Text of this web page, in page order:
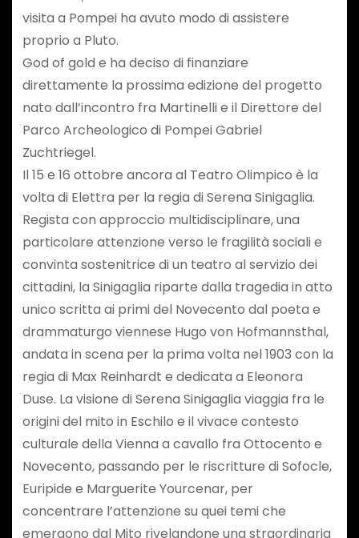
visita a Pompei ha avuto modo di assistere
proprio a Pluto.
God of gold e ha deciso di finanziare
direttamente la prossima edizione del progetto
nato dall’incontro fra Martinelli e il Direttore del
Parco Archeologico di Pompei Gabriel
Zuchtriegel.
Il 15 e 16 ottobre ancora al Teatro Olimpico è la
volta di Elettra per la regia di Serena Sinigaglia.
Regista con approccio multidisciplinare, una
particolare attenzione verso le fragilità sociali e
convinta sostenitrice di un teatro al servizio dei
cittadini, la Sinigaglia riparte dalla tragedia in atto
unico scritta ai primi del Novecento dal poeta e
drammaturgo viennese Hugo von Hofmannsthal,
andata in scena per la prima volta nel 1903 con la
regia di Max Reinhardt e dedicata a Eleonora
Duse. La visione di Serena Sinigaglia viaggia fra le
origini del mito in Eschilo e il vivace contesto
culturale della Vienna a cavallo fra Ottocento e
Novecento, passando per le riscritture di Sofocle,
Euripide e Marguerite Yourcenar, per
concentrare l’attenzione su quei temi che
emergono dal Mito rivelandone una straordinaria